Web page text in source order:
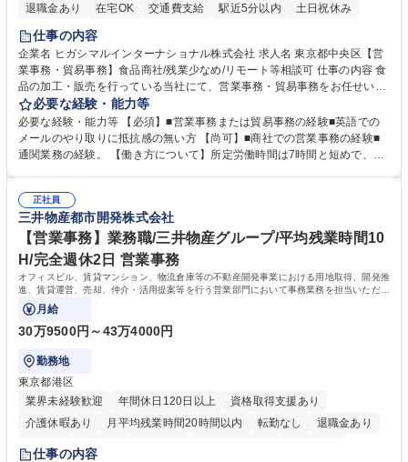
退職金あり
在宅OK 交通費支給 駅近5分以内 土日祝休み
仕事の内容
企業名 ヒガシマルインターナショナル株式会社 求人名 東京都中央区【営
業事務・貿易事務】食品商社/残業少なめ/リモート等相談可 仕事の内容 食
品の加工・販売を行っている当社にて、営業事務・貿易事務をお任せいた
します。営業社員のサポートポジションとして、受発注から海外工場との
調整まで幅広く対応し、当社事業の根幹を支えていただきます。 ■受発注
業務、請求書発行 ■海外工場とのスケジュール調整 ■在庫管理 ■輸入書類
の確認・作成 ■配送手配 ■通関業者を通して行う輸出入業全般 ■倉庫との
ルプロデュースしているため、商品に関わる全ての業務をサポート頂きま
す。 募集職種 東京都中央区【営業事務・貿易事務】食品商社/残業少なめ/
リモート等相談可
必要な経験・能力等
必要な経験・能力等 【必須】■営業事務または貿易事務の経験■英語での
メールのやり取りに抵抗感の無い方 【尚可】■商社での営業事務の経験■
通関業務の経験。 【働き方について】所定労働時間は7時間と短めで、残
の強み】1991年の設立以来、外食産業を中心としたお客様の多様なニー
ズに沿った冷凍水産物等の生産・輸入・販売を一貫して手掛けています。
自社工場と海外拠点の強固な連携によるワンストップサービスが最大の強
みです。 学歴・資格 学歴：大学院 大学 語学力：英語 資格：
正社員
三井物産都市開発株式会社
【営業事務】業務職/三井物産グループ/平均残業時間10
H/完全週休2日 営業事務
オフィスビル、賃貸マンション、物流倉庫等の不動産開発事業における用地取得、開発推
進、賃貸運営、売却、仲介・活用提案等を行う営業部門において事務業務を担当いただき
ます。
月給
30万9500円～43万4000円
勤務地
東京都港区
業界未経験歓迎
年間休日120日以上
資格取得支援あり
介護休暇あり
月平均残業時間20時間以内 転勤なし
退職金あり
在宅OK
賞与あり
仕事の内容